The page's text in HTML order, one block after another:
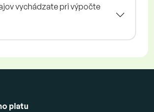
vychádzate pri výpočte
platu